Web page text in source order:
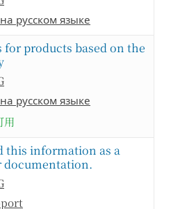
русском языке
products based on the
русском языке
用
information as a
documentation.